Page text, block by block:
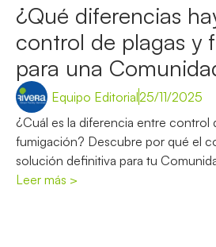
¿Qué diferencias
control de plagas y
para una
Equipo Editorial25/11/2025
¿Cuál es la diferencia entre control
fumigación? Descubre por qué el
solución definitiva para tu
Leer más >